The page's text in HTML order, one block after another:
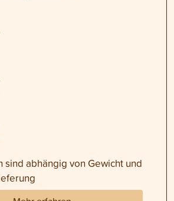
sind abhängig von Gewicht und